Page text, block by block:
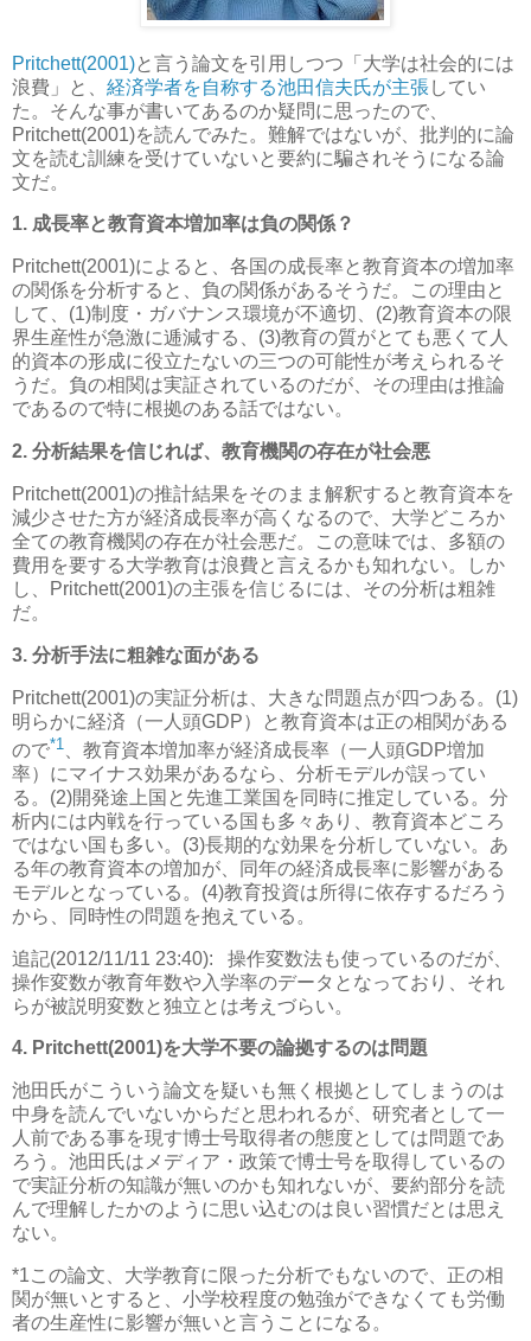
Pritchett(2001)と言う論文を引用しつつ「大学は社会的には
浪費」と、 経済学者を自称する池田信夫氏が主張してい
た。そんな事が書いてあるのか疑問に思ったので、
Pritchett(2001)を読んでみた。難解ではないが、批判的に論
文を読む訓練を受けていないと要約に騙されそうになる論
文だ。
1. 成長率と教育資本増加率は負の関係？
Pritchett(2001)によると、各国の成長率と教育資本の増加率
の関係を分析すると、負の関係があるそうだ。この理由と
して、(1)制度・ガバナンス環境が不適切、(2)教育資本の限
界生産性が急激に逓減する、(3)教育の質がとても悪くて人
的資本の形成に役立たないの三つの可能性が考えられるそ
うだ。負の相関は実証されているのだが、その理由は推論
であるので特に根拠のある話ではない。
2. 分析結果を信じれば、教育機関の存在が社会悪
Pritchett(2001)の推計結果をそのまま解釈すると教育資本を
減少させた方が経済成長率が高くなるので、大学どころか
全ての教育機関の存在が社会悪だ。この意味では、多額の
費用を要する大学教育は浪費と言えるかも知れない。しか
し、Pritchett(2001)の主張を信じるには、その分析は粗雑
だ。
3. 分析手法に粗雑な面がある
Pritchett(2001)の実証分析は、大きな問題点が四つある。(1)
明らかに経済（一人頭GDP）と教育資本は正の相関がある
ので*1
、教育資本増加率が経済成長率（一人頭GDP増加
率）にマイナス効果があるなら、分析モデルが誤ってい
る。(2)開発途上国と先進工業国を同時に推定している。分
析内には内戦を行っている国も多々あり、教育資本どころ
ではない国も多い。(3)長期的な効果を分析していない。あ
る年の教育資本の増加が、同年の経済成長率に影響がある
モデルとなっている。(4)教育投資は所得に依存するだろう
から、同時性の問題を抱えている。
追記(2012/11/11 23:40):
操作変数法も使っているのだが、
操作変数が教育年数や入学率のデータとなっており、それ
らが被説明変数と独立とは考えづらい。
4. Pritchett(2001)を大学不要の論拠するのは問題
池田氏がこういう論文を疑いも無く根拠としてしまうのは
中身を読んでいないからだと思われるが、研究者として一
人前である事を現す博士号取得者の態度としては問題であ
ろう。池田氏はメディア・政策で博士号を取得しているの
で実証分析の知識が無いのかも知れないが、要約部分を読
んで理解したかのように思い込むのは良い習慣だとは思え
ない。
*1この論文、大学教育に限った分析でもないので、正の相
関が無いとすると、小学校程度の勉強ができなくても労働
者の生産性に影響が無いと言うことになる。